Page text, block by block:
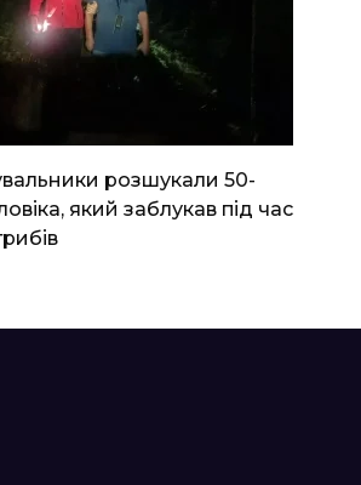
розшукали 50-
який заблукав під час